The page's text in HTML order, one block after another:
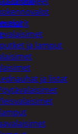
ja lamput
ja listat